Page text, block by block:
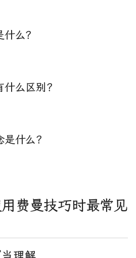
么？
么区别？
什么？
费曼技巧时最常见